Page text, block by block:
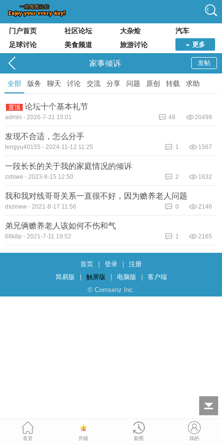
门户首页 社区论坛 大杂烩
汽车
足球讨论
美食频道 旅游讨论 更多
发帖
家事倾诉
全部 版务 聊天 讨论 交流 分享 问题 原创 转载 求助
置顶 论坛十个基本礼节
admin - 2026-7-31 15:01 20499
48
发现不合适，怎么分手
lengyu40155 - 2024-11-12 11:25 1567
1
一段长长的关于我的家庭情况的倾诉
zxtswe - 2023-8-15 12:50 1832
2
我和我对线哥哥关系一直很不好，因为赡养老人问题
dxzeww - 2021-8-17 11:56 2146
0
弟兄俩赡养老人该如何不伤和气
68k8p - 2021-7-11 19:52 2165
1
首页 登录
注册
简易版
触屏版 电脑版
客户端
© Comsenz Inc.
首页 升级 新图 我的